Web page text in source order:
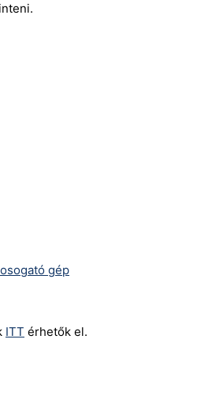
gép
ITT érhetők el.